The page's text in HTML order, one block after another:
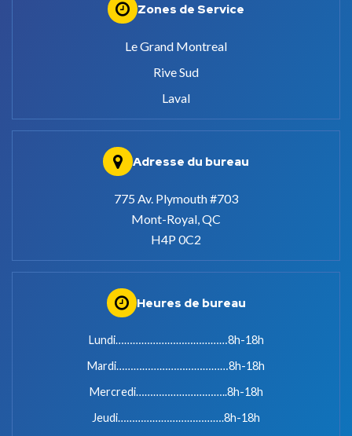
Zones de Service
Le Grand Montreal
Rive Sud
Laval
Adresse du bureau
775 Av. Plymouth #703
Mont-Royal, QC
H4P 0C2
Heures de bureau
Lundi…………………………………8h-18h
Mardi…………………………………8h-18h
Mercredi…………………………..8h-18h
Jeudi……………………………….8h-18h